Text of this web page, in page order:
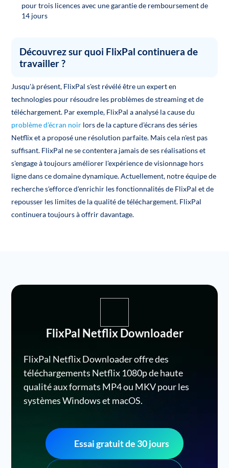
pour trois licences avec une garantie de remboursement de
14 jours
Découvrez sur quoi FlixPal continuera de
travailler ?
Jusqu'à présent, FlixPal s'est révélé être un expert en
technologies pour résoudre les problèmes de streaming et de
téléchargement. Par exemple, FlixPal a analysé la cause du
problème d'écran noir lors de la capture d'écrans des séries
Netflix et a proposé une résolution parfaite. Mais cela n'est pas
suffisant. FlixPal ne se contentera jamais de ses réalisations et
s'engage à toujours améliorer l'expérience de visionnage hors
ligne dans ce domaine dynamique. Actuellement, notre équipe de
recherche s'efforce d'enrichir les fonctionnalités de FlixPal et de
repousser les limites de la qualité de téléchargement. FlixPal
continuera toujours à offrir davantage.
FlixPal Netflix Downloader
FlixPal Netflix Downloader offre des
téléchargements Netflix 1080p de haute
qualité aux formats MP4 ou MKV pour les
systèmes Windows et macOS.
Essai gratuit de 30 jours